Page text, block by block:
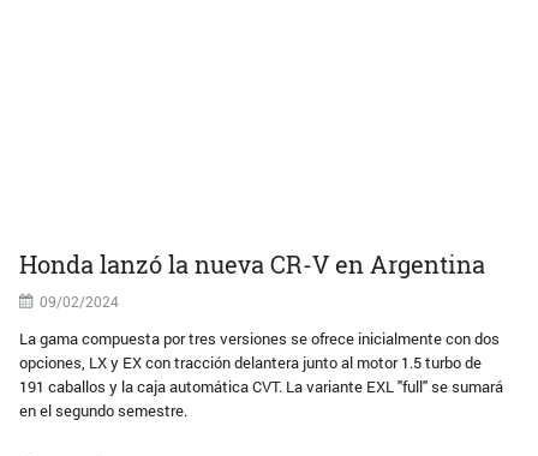
Honda lanzó la nueva CR-V en Argentina
09/02/2024
La gama compuesta por tres versiones se ofrece inicialmente con dos
opciones, LX y EX con tracción delantera junto al motor 1.5 turbo de
191 caballos y la caja automática CVT. La variante EXL "full" se sumará
en el segundo semestre.